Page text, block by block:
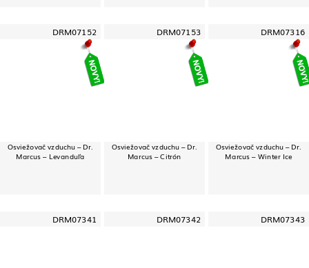
DRM07152
Osviežovač vzduchu – Dr.
Marcus – Levanduľa
DRM07153
Osviežovač vzduchu – Dr.
Marcus – Citrón
DRM07316
Osviežovač vzduchu – Dr.
Marcus – Winter Ice
DRM07341 DRM07342 DRM07343